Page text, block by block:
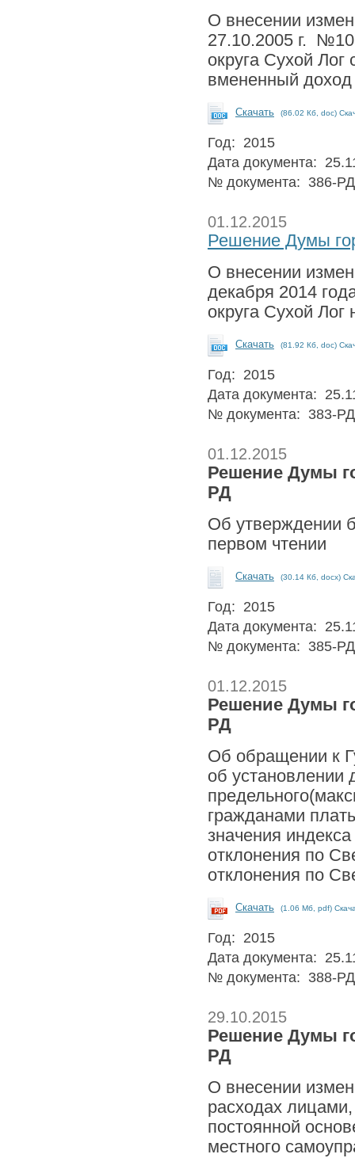
О внесении
27.10.2005 г.
округа Сухой
вмененный доход
Скачать (86.02 Кб, doc)
Год: 2015
Дата документа:
№ документа: 386-РД
01.12.2015
Решение Думы
О внесении
декабря 2014
округа Сухой
Скачать (81.92 Кб, doc)
Год: 2015
Дата документа:
№ документа: 383-РД
01.12.2015
Решение Думы
РД
Об утверждении
первом чтении
Скачать (30.14 Кб, docx)
Год: 2015
Дата документа:
№ документа: 385-РД
01.12.2015
Решение Думы
РД
Об обращении к
об установлении
гражданами
значения
отклонения по
отклонения по
Скачать (1.06 Мб, pdf)
Год: 2015
Дата документа:
№ документа: 388-РД
29.10.2015
Решение Думы
РД
О внесении
расходах
постоянной
местного